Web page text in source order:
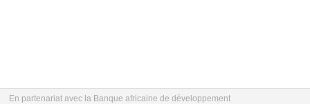
En partenariat avec la Banque africaine de développement